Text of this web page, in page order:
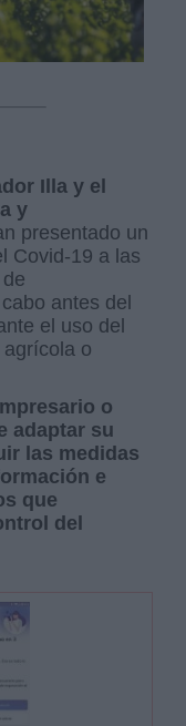
Illa y el
y
presentado un
Covid-19 a las
antes del
el uso del
o
o
adaptar su
las medidas
e
que
del